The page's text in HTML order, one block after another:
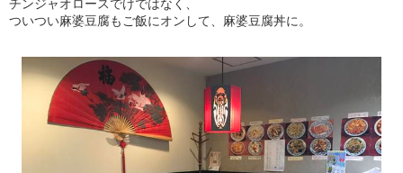
チンジャオロースでけではなく、
ついつい麻婆豆腐もご飯にオンして、麻婆豆腐丼に。